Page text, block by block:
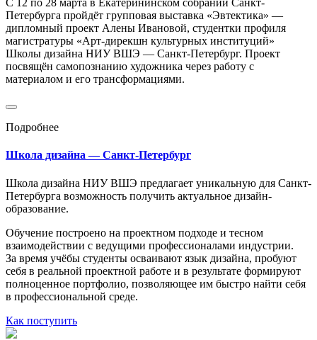
С 12 по 28 марта в Екатерининском собрании Санкт-
Петербурга пройдёт групповая выставка «Эвтектика» —
дипломный проект Алены Ивановой, студентки профиля
магистратуры «Арт-дирекшн культурных институций»
Школы дизайна НИУ ВШЭ — Санкт-Петербург. Проект
посвящён самопознанию художника через работу с
материалом и его трансформациями.
Подробнее
Школа дизайна — Санкт-Петербург
Школа дизайна НИУ ВШЭ предлагает уникальную для Санкт-
Петербурга возможность получить актуальное дизайн-
образование.
Обучение построено на проектном подходе и тесном
взаимодействии с ведущими профессионалами индустрии.
За время учёбы студенты осваивают язык дизайна, пробуют
себя в реальной проектной работе и в результате формируют
полноценное портфолио, позволяющее им быстро найти себя
в профессиональной среде.
Как поступить